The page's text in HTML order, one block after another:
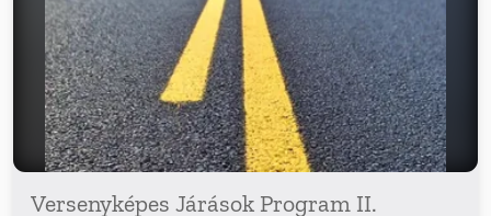
Versenyképes Járások Program II.